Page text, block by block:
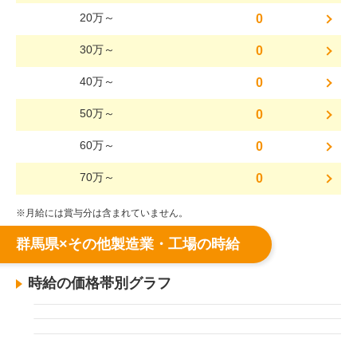
20万～ 0
30万～ 0
40万～ 0
50万～ 0
60万～ 0
70万～ 0
※月給には賞与分は含まれていません。
群馬県×その他製造業・工場の時給
時給の価格帯別グラフ